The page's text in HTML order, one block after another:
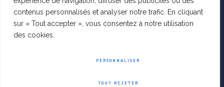
contenus personnalisés et analyser notre trafic. En cliquant
sur « Tout accepter », vous consentez à notre utilisation
des cookies.
PERSONNALISER
TOUT REJETER
PHOTOGRAPHE MEILLEUR